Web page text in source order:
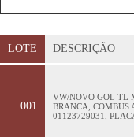
LOTE DESCRIÇÃO
001
VW/NOVO GOL TL
BRANCA, COMBUS
01123729031,